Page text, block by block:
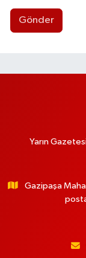
Gönder
Yarın
Gazipaşa